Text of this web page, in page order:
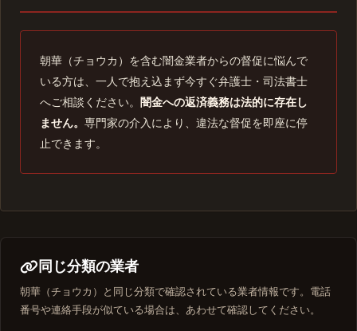
朝華（チョウカ）を含む闇金業者からの督促に悩んで
いる方は、一人で抱え込まず今すぐ弁護士・司法書士
へご相談ください。 闇金への返済義務は法的に存在し
ません。 専門家の介入により、違法な督促を即座に停
止できます。
同じ分類の業者
朝華（チョウカ）と同じ分類で確認されている業者情報です。電話
番号や連絡手段が似ている場合は、あわせて確認してください。